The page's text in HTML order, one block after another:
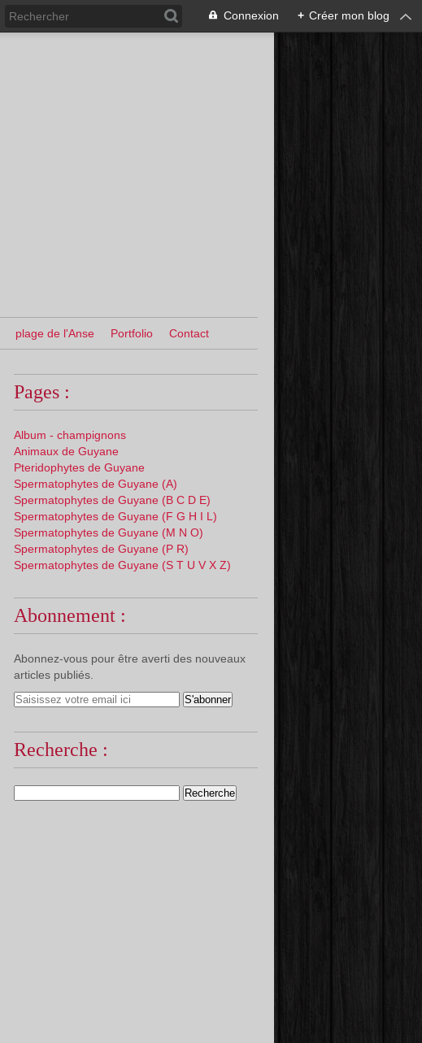
Connexion + Créer mon blog
plage de l'Anse Portfolio Contact
Pages :
Album - champignons
Animaux de Guyane
Pteridophytes de Guyane
Spermatophytes de Guyane (A)
Spermatophytes de Guyane (B C D E)
Spermatophytes de Guyane (F G H I L)
Spermatophytes de Guyane (M N O)
Spermatophytes de Guyane (P R)
Spermatophytes de Guyane (S T U V X Z)
Abonnement :
Abonnez-vous pour être averti des nouveaux
articles publiés.
Recherche :